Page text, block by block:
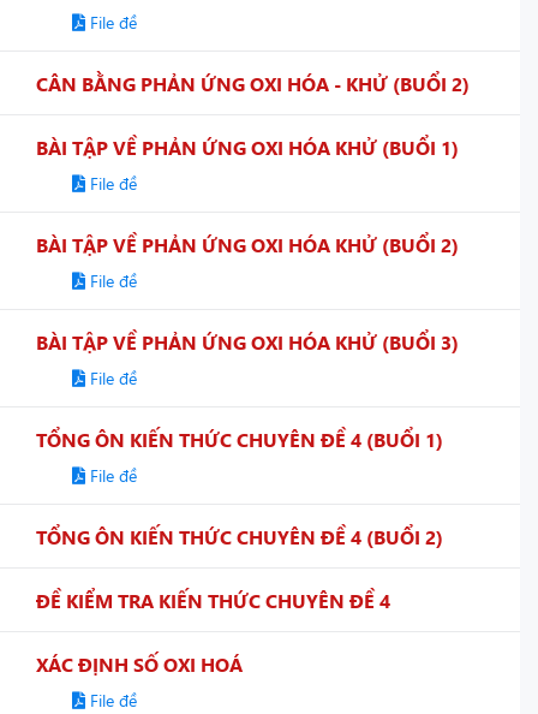
File đề
CÂN BẰNG PHẢN ỨNG OXI HÓA - KHỬ (BUỔI 2)
BÀI TẬP VỀ PHẢN ỨNG OXI HÓA KHỬ (BUỔI 1)
File đề
BÀI TẬP VỀ PHẢN ỨNG OXI HÓA KHỬ (BUỔI 2)
File đề
BÀI TẬP VỀ PHẢN ỨNG OXI HÓA KHỬ (BUỔI 3)
File đề
TỔNG ÔN KIẾN THỨC CHUYÊN ĐỀ 4 (BUỔI 1)
File đề
TỔNG ÔN KIẾN THỨC CHUYÊN ĐỀ 4 (BUỔI 2)
ĐỀ KIỂM TRA KIẾN THỨC CHUYÊN ĐỀ 4
XÁC ĐỊNH SỐ OXI HOÁ
File đề